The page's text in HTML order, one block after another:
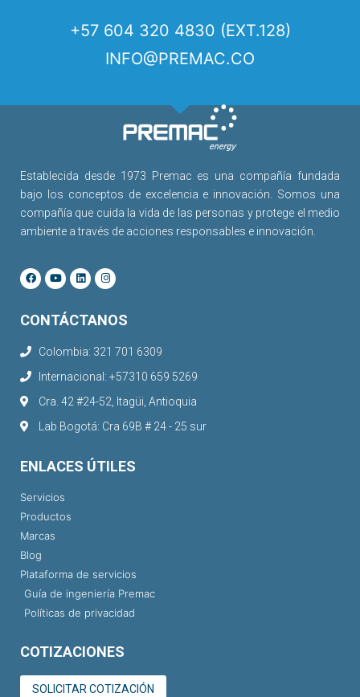
+57 604 320 4830 (EXT.128)
INFO@PREMAC.CO
Establecida desde 1973 Premac es una compañía fundada
bajo los conceptos de excelencia e innovación. Somos una
compañía que cuida la vida de las personas y protege el medio
ambiente a través de acciones responsables e innovación.
CONTÁCTANOS
Colombia: 321 701 6309
Internacional: +57310 659 5269
Cra. 42 #24-52, Itagüi, Antioquia
Lab Bogotá: Cra 69B # 24 - 25 sur
ENLACES ÚTILES
Servicios
Productos
Marcas
Blog
Plataforma de servicios
Guía de ingeniería Premac
Políticas de privacidad
COTIZACIONES
SOLICITAR COTIZACIÓN